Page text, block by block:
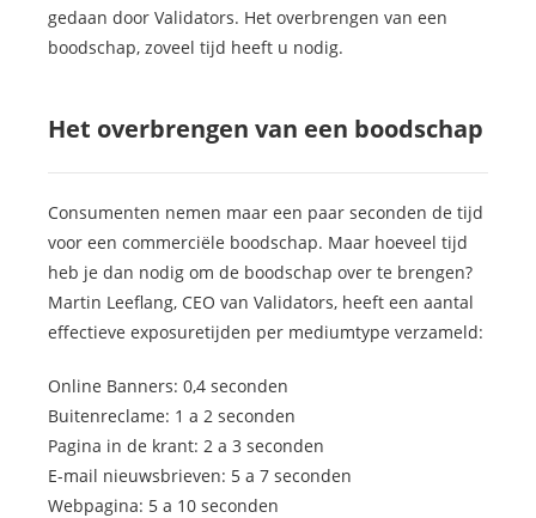
gedaan door Validators. Het overbrengen van een
boodschap, zoveel tijd heeft u nodig.
Het overbrengen van een boodschap
Consumenten nemen maar een paar seconden de tijd
voor een commerciële boodschap. Maar hoeveel tijd
heb je dan nodig om de boodschap over te brengen?
Martin Leeflang, CEO van Validators, heeft een aantal
effectieve exposuretijden per mediumtype verzameld:
Online Banners: 0,4 seconden
Buitenreclame: 1 a 2 seconden
Pagina in de krant: 2 a 3 seconden
E-mail nieuwsbrieven: 5 a 7 seconden
Webpagina: 5 a 10 seconden